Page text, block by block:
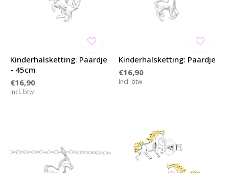
Kinderhalsketting: Paardje
- 45cm
€16,90
Incl. btw
Kinderhalsketting: Paardje
€16,90
Incl. btw